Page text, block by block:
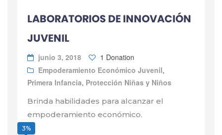
LABORATORIOS DE INNOVACIÓN
JUVENIL
junio 3, 2018
1 Donation
Empoderamiento Económico Juvenil,
Primera Infancia, Protección Niñas y Niños
Brinda habilidades para alcanzar el
empoderamiento económico.
3%